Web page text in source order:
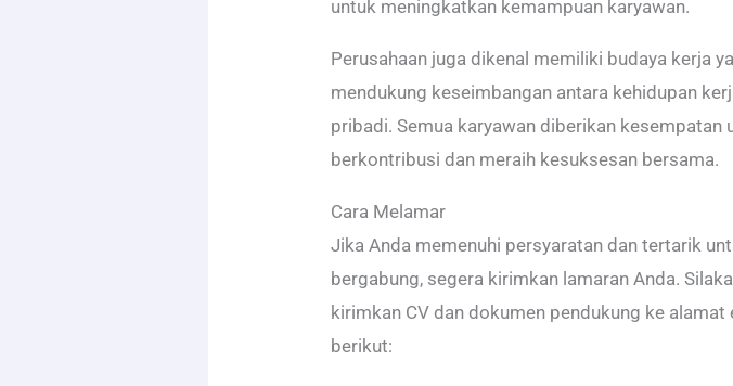
untuk meningkatkan kemampuan karyawan.
Perusahaan juga dikenal memiliki budaya kerja
mendukung keseimbangan antara kehidupan
pribadi. Semua karyawan diberikan kesempatan
berkontribusi dan meraih kesuksesan bersama.
Cara Melamar
Jika Anda memenuhi persyaratan dan tertarik
bergabung, segera kirimkan lamaran Anda.
kirimkan CV dan dokumen pendukung ke alamat
berikut: